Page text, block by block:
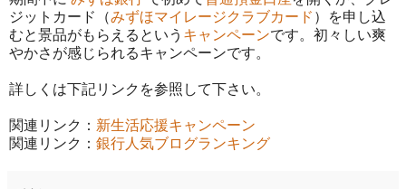
ジットカード（みずほマイレージクラブカード ）を申し込
むと景品がもらえるという キャンペーンです。初々しい爽
やかさが感じられるキャンペーンです。
詳しくは下記リンクを参照して下さい。
関連リンク： 新生活応援キャンペーン
関連リンク： 銀行人気ブログランキング